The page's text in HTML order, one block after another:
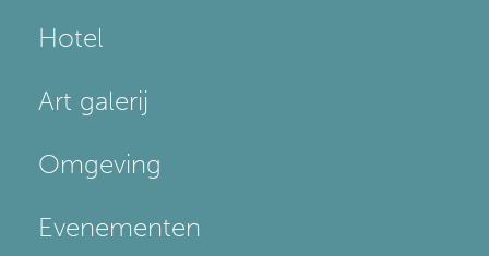
Hotel
Art galerij
Omgeving
Evenementen